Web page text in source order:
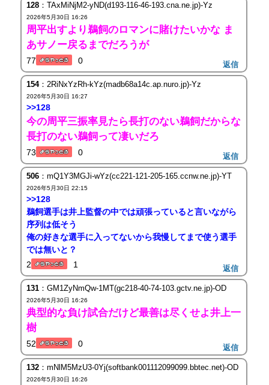
128：TAxMiNjM2-yND(d193-116-46-193.cna.ne.jp)-Yz
2026年5月30日 16:26
周平出すより鵜飼のロマンに賭けたいかな ま
あサノー戻るまでだろうが
77 0 返信
154：2RiNxYzRh-kYz(madb68a14c.ap.nuro.jp)-Yz
2026年5月30日 16:27
>>128
今の周平三振率見たら長打のない鵜飼だからな
長打のない鵜飼って凄いだろ
73 0 返信
506：mQ1Y3MGJi-wYz(cc221-121-205-165.ccnw.ne.jp)-YT
2026年5月30日 22:15
>>128
鵜飼選手は井上監督の中では頑張っていると言いながら
序列は低そう
俺の好きな選手に入ってないから我慢してまで使う選手
では無いと？
2
1 返信
131：GM1ZyNmQw-1MT(gc218-40-74-103.gctv.ne.jp)-OD
2026年5月30日 16:26
典型的な負け試合だけど最善は尽くせよ井上一
樹
52 0 返信
132：mNlM5MzU3-0Yj(softbank001112099099.bbtec.net)-OD
2026年5月30日 16:26